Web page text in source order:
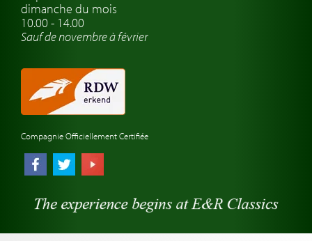
Montres de marque de voiture
dimanche du mois
10.00 - 14.00
Sauf de novembre à février
Compagnie Officiellement Certifiée